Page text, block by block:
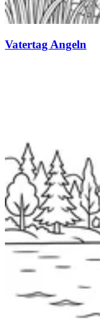
Vatertag Angeln